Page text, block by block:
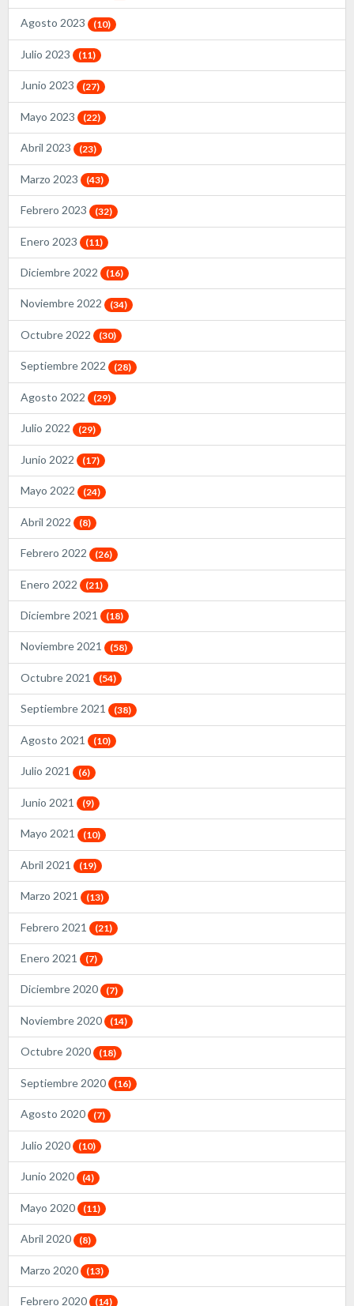
Agosto 2023 (10)
Julio 2023 (11)
Junio 2023 (27)
Mayo 2023 (22)
Abril 2023 (23)
Marzo 2023 (43)
Febrero 2023 (32)
Enero 2023 (11)
Diciembre 2022 (16)
Noviembre 2022 (34)
Octubre 2022 (30)
Septiembre 2022 (28)
Agosto 2022 (29)
Julio 2022 (29)
Junio 2022 (17)
Mayo 2022 (24)
Abril 2022 (8)
Febrero 2022 (26)
Enero 2022 (21)
Diciembre 2021 (18)
Noviembre 2021 (58)
Octubre 2021 (54)
Septiembre 2021 (38)
Agosto 2021 (10)
Julio 2021 (6)
Junio 2021 (9)
Mayo 2021 (10)
Abril 2021 (19)
Marzo 2021 (13)
Febrero 2021 (21)
Enero 2021 (7)
Diciembre 2020 (7)
Noviembre 2020 (14)
Octubre 2020 (18)
Septiembre 2020 (16)
Agosto 2020 (7)
Julio 2020 (10)
Junio 2020 (4)
Mayo 2020 (11)
Abril 2020 (8)
Marzo 2020 (13)
Febrero 2020 (14)